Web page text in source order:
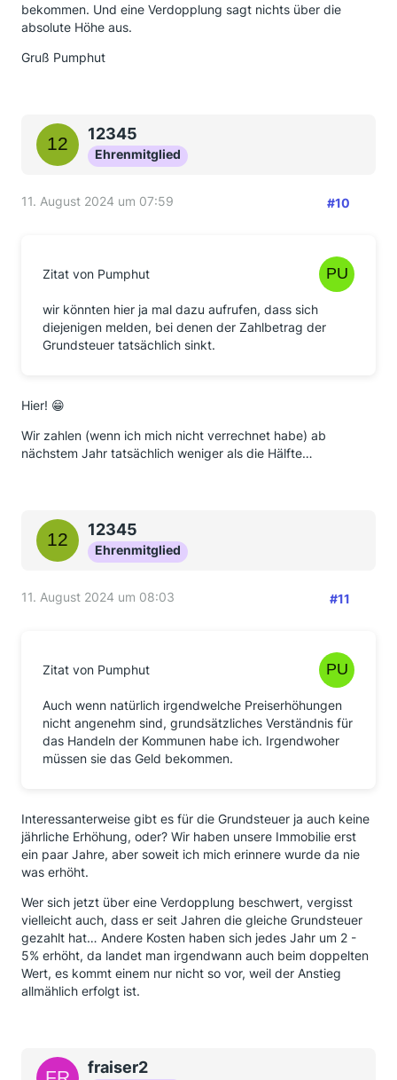
bekommen. Und eine Verdopplung sagt nichts über die
absolute Höhe aus.
Gruß Pumphut
12345
Ehrenmitglied
11. August 2024 um 07:59 #10
Zitat von Pumphut
wir könnten hier ja mal dazu aufrufen, dass sich
diejenigen melden, bei denen der Zahlbetrag der
Grundsteuer tatsächlich sinkt.
Hier! 😁
Wir zahlen (wenn ich mich nicht verrechnet habe) ab
nächstem Jahr tatsächlich weniger als die Hälfte…
12345
Ehrenmitglied
11. August 2024 um 08:03 #11
Zitat von Pumphut
Auch wenn natürlich irgendwelche Preiserhöhungen
nicht angenehm sind, grundsätzliches Verständnis für
das Handeln der Kommunen habe ich. Irgendwoher
müssen sie das Geld bekommen.
Interessanterweise gibt es für die Grundsteuer ja auch keine
jährliche Erhöhung, oder? Wir haben unsere Immobilie erst
ein paar Jahre, aber soweit ich mich erinnere wurde da nie
was erhöht.
Wer sich jetzt über eine Verdopplung beschwert, vergisst
vielleicht auch, dass er seit Jahren die gleiche Grundsteuer
gezahlt hat… Andere Kosten haben sich jedes Jahr um 2 -
5% erhöht, da landet man irgendwann auch beim doppelten
Wert, es kommt einem nur nicht so vor, weil der Anstieg
allmählich erfolgt ist.
fraiser2